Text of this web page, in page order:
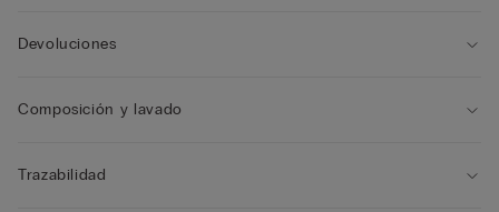
Devoluciones
Composición y lavado
Trazabilidad